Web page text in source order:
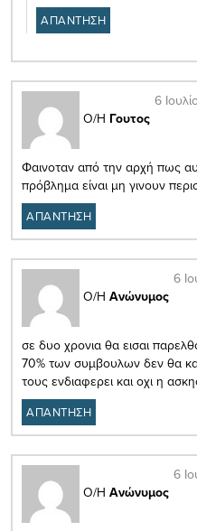
ΑΠΑΝΤΗΣΗ
Ο/Η Γουτος
6
Φαινοταν από την αρχή πως
πρόβλημα είναι μη γινουν
ΑΠΑΝΤΗΣΗ
Ο/Η Ανώνυμος
6
σε δυο χρονια θα εισαι
70% των συμβουλων δεν θα
τους ενδιαφερει και οχι η
ΑΠΑΝΤΗΣΗ
Ο/Η Ανώνυμος
6